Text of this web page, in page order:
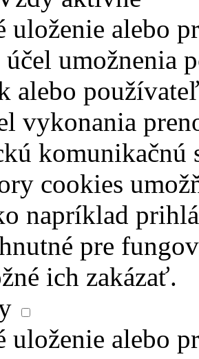
uloženie alebo
umožnenia
alebo
vykonania
komunikačnú
cookies
napríklad
pre
ich zakázať.
uloženie alebo